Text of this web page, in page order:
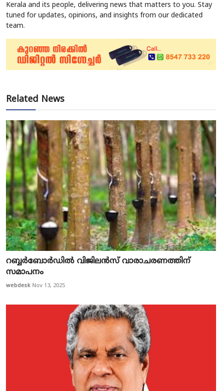
Kerala and its people, delivering news that matters to you. Stay
tuned for updates, opinions, and insights from our dedicated
team.
Related News
റബ്ബർബോർഡിൽ വിജിലൻസ് വാരാചരണത്തിന്
സമാപനം
webdesk Nov 13, 2025